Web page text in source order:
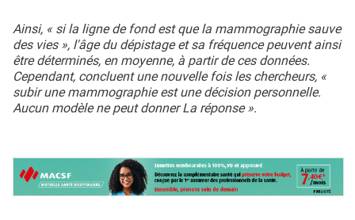
Ainsi, « si la ligne de fond est que la mammographie sauve
des vies », l'âge du dépistage et sa fréquence peuvent ainsi
être déterminés, en moyenne, à partir de ces données.
Cependant, concluent une nouvelle fois les chercheurs, «
subir une mammographie est une décision personnelle.
Aucun modèle ne peut donner La réponse ».